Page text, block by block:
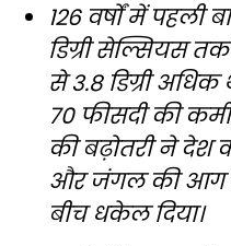
126 वर्षों में पहली
डिग्री सेल्सियस
से 3.8 डिग्री अधिक
70 फीसदी की
की बढ़ोतरी ने देश
और जंगल की आग
बीच धकेल दिया।